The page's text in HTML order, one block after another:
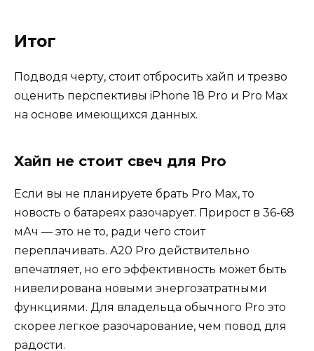
Итог
Подводя черту, стоит отбросить хайп и трезво
оценить перспективы iPhone 18 Pro и Pro Max
на основе имеющихся данных.
Хайп не стоит свеч для Pro
Если вы не планируете брать Pro Max, то
новость о батареях разочарует. Прирост в 36-68
мАч — это не то, ради чего стоит
переплачивать. A20 Pro действительно
впечатляет, но его эффективность может быть
нивелирована новыми энергозатратными
функциями. Для владельца обычного Pro это
скорее легкое разочарование, чем повод для
радости.